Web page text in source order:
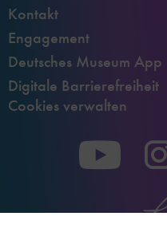
Kontakt
Engagement
Deutsches Museum App
Digitale Barrierefreiheit
Cookies verwalten
Zu